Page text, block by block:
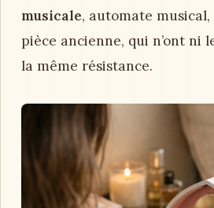
musicale, automate
pièce ancienne, qui n’ont ni
la même résistance.